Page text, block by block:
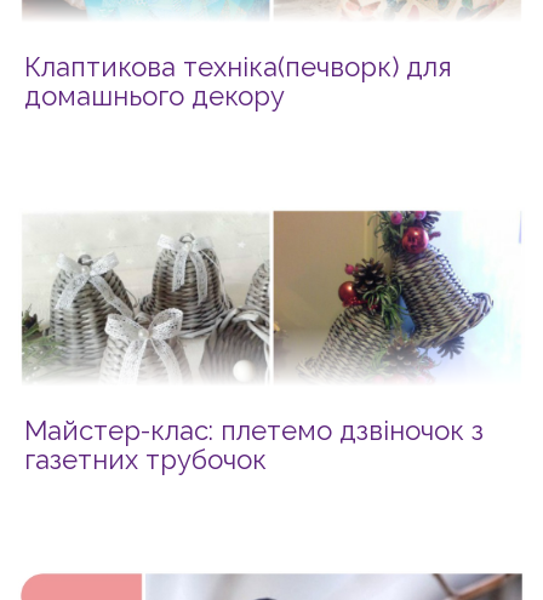
Клаптикова техніка(печворк) для
домашнього декору
Майстер-клас: плетемо дзвіночок з
газетних трубочок